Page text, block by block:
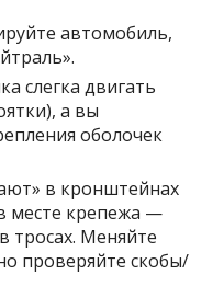
автомобиль,
слегка двигать
а вы
оболочек
в кронштейнах
месте крепежа —
тросах. Меняйте
проверяйте скобы/